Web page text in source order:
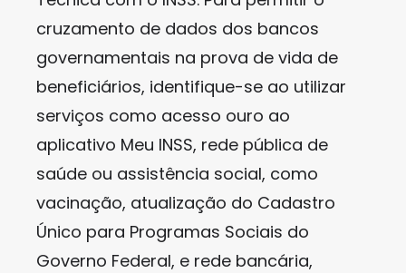
cruzamento de dados dos bancos
governamentais na prova de vida de
beneficiários, identifique-se ao utilizar
serviços como acesso ouro ao
aplicativo Meu INSS, rede pública de
saúde ou assistência social, como
vacinação, atualização do Cadastro
Único para Programas Sociais do
Governo Federal, e rede bancária,